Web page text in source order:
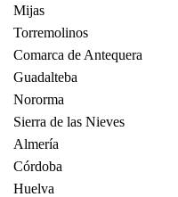
Mijas
Torremolinos
Comarca de Antequera
Guadalteba
Nororma
Sierra de las Nieves
Almería
Córdoba
Huelva